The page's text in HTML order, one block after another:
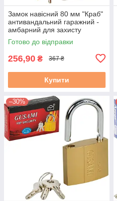
Замок навісний 80 мм "Краб"
антивандальний гаражний -
амбарний для захисту
гаражів, складів, контейнерів,
воріт
Готово до відправки
256,90 ₴ 367 ₴
Купити
–30%